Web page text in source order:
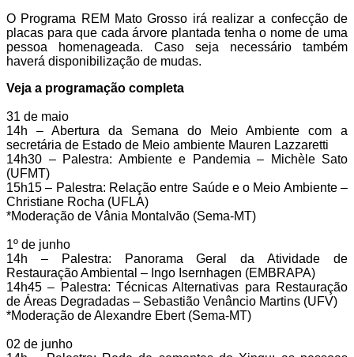
O Programa REM Mato Grosso irá realizar a confecção de
placas para que cada árvore plantada tenha o nome de uma
pessoa homenageada. Caso seja necessário também
haverá disponibilização de mudas.
Veja a programação completa
31 de maio
14h – Abertura da Semana do Meio Ambiente com a
secretária de Estado de Meio ambiente Mauren Lazzaretti
14h30 – Palestra: Ambiente e Pandemia – Michèle Sato
(UFMT)
15h15 – Palestra: Relação entre Saúde e o Meio Ambiente –
Christiane Rocha (UFLA)
*Moderação de Vânia Montalvão (Sema-MT)
1º de junho
14h – Palestra: Panorama Geral da Atividade de
Restauração Ambiental – Ingo Isernhagen (EMBRAPA)
14h45 – Palestra: Técnicas Alternativas para Restauração
de Áreas Degradadas – Sebastião Venâncio Martins (UFV)
*Moderação de Alexandre Ebert (Sema-MT)
02 de junho